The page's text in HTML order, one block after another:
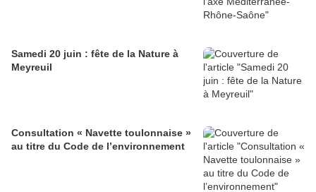
Samedi 20 juin : fête de la Nature à
Meyreuil
Consultation « Navette toulonnaise »
au titre du Code de l’environnement